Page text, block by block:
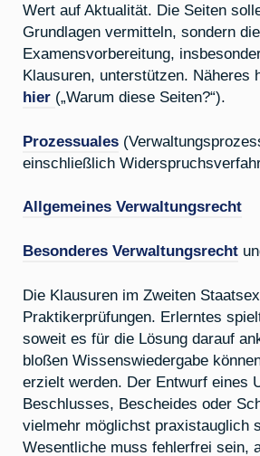
Wert auf Aktualität. Die Seiten
Grundlagen vermitteln, sondern die
Examensvorbereitung,
Klausuren, unterstützen. Näheres
hier („Warum diese Seiten?“).
Prozessuales
einschließlich
Allgemeines Verwaltungsrecht
Besonderes Verwaltungsrecht
Die Klausuren im Zweiten
Praktikerprüfungen. Erlerntes
soweit es für die Lösung darauf
bloßen Wissenswiedergabe
erzielt werden. Der Entwurf eines
Beschlusses, Bescheides oder
vielmehr möglichst praxistauglich
Wesentliche muss fehlerfrei sein,